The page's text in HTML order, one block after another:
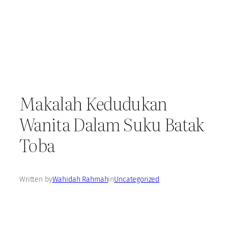
Makalah Kedudukan
Wanita Dalam Suku Batak
Toba
Written byWahidah RahmahinUncategorized